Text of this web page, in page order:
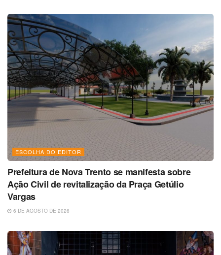
ESCOLHA DO EDITOR
Prefeitura de Nova Trento se manifesta sobre
Ação Civil de revitalização da Praça Getúlio
Vargas
6 DE AGOSTO DE 2026